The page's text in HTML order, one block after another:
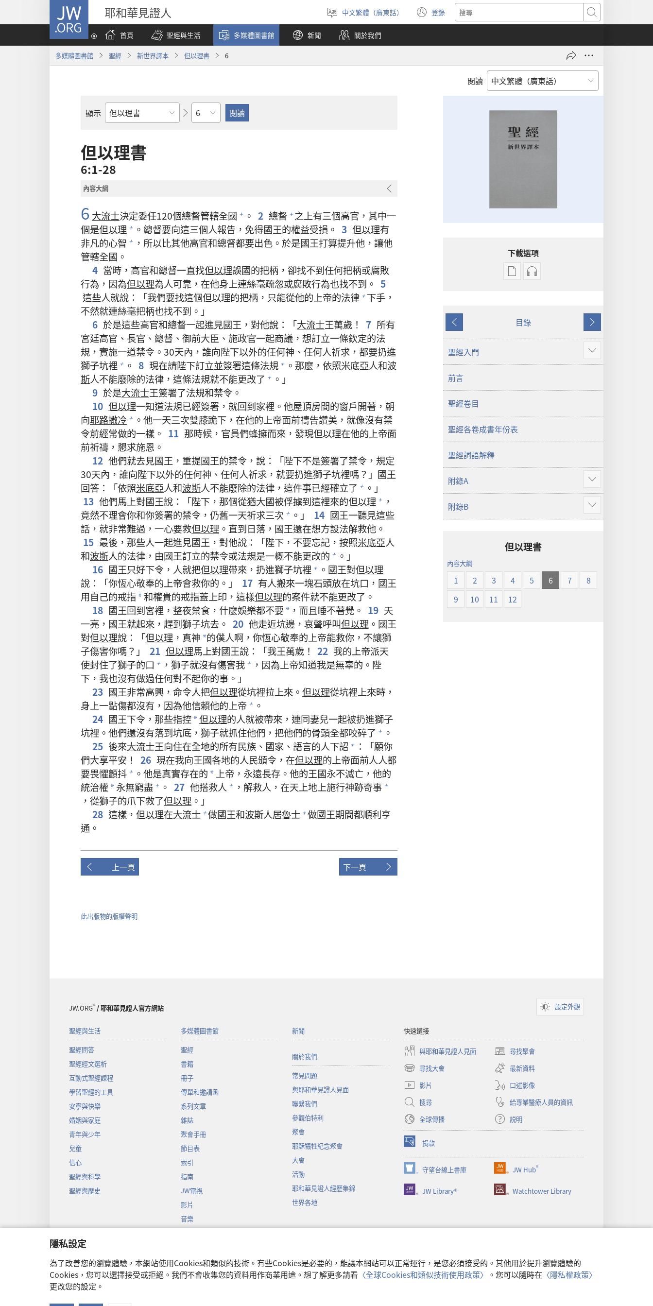
隱私設定
為了改善您的瀏覽體驗，本網站使用Cookies和類似的技術。有些Cookies是必要的，能讓本網站可以正常運行，是您必須接受的。其他用於提升瀏覽體驗的
Cookies，您可以選擇接受或拒絕。我們不會收集您的資料用作商業用途。想了解更多請看 〈全球Cookies和類似技術使用政策〉 。您可以隨時在 〈隱私權政策〉
更改您的設定。
JW.ORG 耶和華見證人
選
擇
語
言
中文繁體（廣東話） 登錄
（開
啟
視
搜
尋
首頁
聖經與生活 多媒體圖書館 新聞 關於我們
多媒體圖書館 聖經 新世界譯本 但以理書 6
閲讀
顯示
聖
經
卷
章
但以理書
6:1-28
內容大綱
6 大流士決定委任120個總督管轄全國 + 。 2 總督 + 之上有三個高官，其中一
個是但以理 + 。總督要向這三個人報告，免得國王的權益受損。 3 但以理有
非凡的心智 + ，所以比其他高官和總督都要出色。於是國王打算提升他，讓他
管轄全國。
4 當時，高官和總督一直找但以理誤國的把柄，卻找不到任何把柄或腐敗
行為，因為但以理為人可靠，在他身上連絲毫疏忽或腐敗行為也找不到。 5
這些人就說：「我們要找這個但以理的把柄，只能從他的上帝的法律 + 下手，
不然就連絲毫把柄也找不到。」
6 於是這些高官和總督一起進見國王，對他說：「大流士王萬歲！ 7 所有
宮廷高官、長官、總督、御前大臣、施政官一起商議，想訂立一條欽定的法
規，實施一道禁令。30天內，誰向陛下以外的任何神、任何人祈求，都要扔進
獅子坑裡 + 。 8 現在請陛下訂立並簽署這條法規 + 。那麼，依照米底亞人和波
斯人不能廢除的法律，這條法規就不能更改了 + 。」
9 於是大流士王簽署了法規和禁令。
10 但以理一知道法規已經簽署，就回到家裡。他屋頂房間的窗戶開著，朝
向耶路撒冷 + 。他一天三次雙膝跪下，在他的上帝面前禱告讚美，就像沒有禁
令前經常做的一樣。 11 那時候，官員們蜂擁而來，發現但以理在他的上帝面
前祈禱，懇求施恩。
12 他們就去見國王，重提國王的禁令，說：「陛下不是簽署了禁令，規定
30天內，誰向陛下以外的任何神、任何人祈求，就要扔進獅子坑裡嗎？」國王
回答：「依照米底亞人和波斯人不能廢除的法律，這件事已經確立了 + 。」
13 他們馬上對國王說：「陛下，那個從猶大國被俘擄到這裡來的但以理 + ，
竟然不理會你和你簽署的禁令，仍舊一天祈求三次 + 。」 14 國王一聽見這些
話，就非常難過，一心要救但以理 。直到日落，國王還在想方設法解救他。
15 最後，那些人一起進見國王，對他說：「陛下，不要忘記，按照米底亞人
和波斯人的法律，由國王訂立的禁令或法規是一概不能更改的 + 。」
16 國王只好下令，人就把但以理帶來，扔進獅子坑裡 + 。國王對但以理
說：「你恆心敬奉的上帝會救你的。」
17 有人搬來一塊石頭放在坑口，國王
用自己的戒指*和權貴的戒指蓋上印，這樣但以理的案件就不能更改了。
18 國王回到宮裡，整夜禁食，什麼娛樂都不要*，而且睡不著覺。 19 天
一亮，國王就起來，趕到獅子坑去。 20 他走近坑邊，哀聲呼叫但以理。國王
對但以理說：「但以理 ，真神 *的僕人啊，你恆心敬奉的上帝能救你，不讓獅
子傷害你嗎？」
21 但以理馬上對國王說：「我王萬歲！ 22 我的上帝派天
使封住了獅子的口 + ，獅子就沒有傷害我 + ，因為上帝知道我是無辜的。陛
下，我也沒有做過任何對不起你的事。」
23 國王非常高興，命令人把但以理從坑裡拉上來。 但以理從坑裡上來時，
身上一點傷都沒有，因為他信賴他的上帝 + 。
24 國王下令，那些指控*但以理的人就被帶來，連同妻兒一起被扔進獅子
坑裡。他們還沒有落到坑底，獅子就抓住他們，把他們的骨頭全都咬碎了 + 。
25 後來大流士王向住在全地的所有民族、國家、語言的人下詔 +
：「願你
們大享平安！
26 現在我向王國各地的人民頒令，在但以理的上帝面前人人都
要畏懼顫抖 + 。他是真實存在的 * 上帝，永遠長存。他的王國永不滅亡，他的
統治權* 永無窮盡 + 。 27 他搭救人 + ，解救人，在天上地上施行神跡奇事 +
，從獅子的爪下救了但以理 。」
28 這樣， 但以理在大流士 + 做國王和波斯人居魯士 + 做國王期間都順利亨
通。
上一頁 下一頁
此出版物的版權聲明
下載選項
電
物
經
世
界
譯
錄
界
本
上
一
頁
目錄
下
一
頁
聖經入門
顯
示
多
前言
聖經卷目
聖經各卷成書年份表
聖經詞語解釋
附錄A
顯
示
更
多
附錄B
顯
示
但以理書
內容大綱
1 2 3 4 5 6 7
8
9
10 11 12
JW.ORG®/ 耶和華見證人官方網站 設定外觀
聖經與生活
聖經問答
聖經經文選析
互動式聖經課程
學習聖經的工具
安寧與快樂
婚姻與家庭
青年與少年
兒童
信心
聖經與科學
聖經與歷史
多媒體圖書館
聖經
書籍
冊子
傳單和邀請函
系列文章
雜誌
聚會手冊
節目表
索引
指南
JW電視
影片
音樂
新聞
關於我們
常見問題
與耶和華見證人見面
聯繫我們
參觀伯特利
聚會
耶穌犧牲紀念聚會
大會
活動
耶和華見證人經歷集錦
世界各地
快速鏈接
與耶和華見證人見面 尋找聚會
（開
啟
新
視
窗）
尋找大會
（開
啟
新
視
窗）
最新資料
影片
口述影像
搜尋
給專業醫療人員的資訊
全球傳播
説明
捐款
（開
啟
新
視
窗）
守望台線上書庫
（開
啟
新
JW Hub®
（開
啟
新
JW Library® Watchtower Library